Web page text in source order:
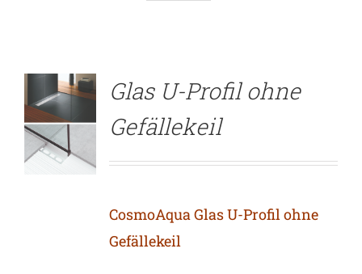
Glas U-Profil ohne
Gefällekeil
CosmoAqua Glas U-Profil ohne
Gefällekeil